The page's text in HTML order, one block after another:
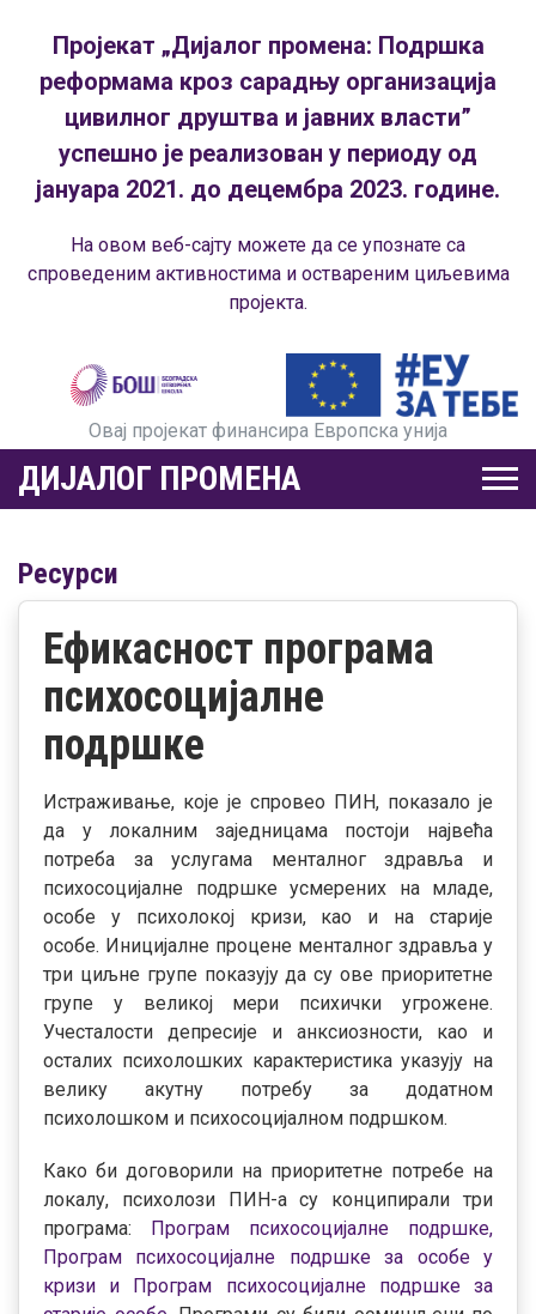
Пројекат „Дијалог промена: Подршка
реформама кроз сарадњу организација
цивилног друштва и јавних власти”
успешно је реализован у периоду од
јануара 2021. до децембра 2023. године.
На овом веб-сајту можете да се упознате са
спроведеним активностима и оствареним циљевима
пројекта.
Овај пројекат финансира Европска унија
ДИЈАЛОГ ПРОМЕНА
Ресурси
Ефикасност програма
психосоцијалне
подршке
Истраживање, које је спровео ПИН, показало је
да у локалним заједницама постоји највећа
потреба за услугама менталног здравља и
психосоцијалне подршке усмерених на младе,
особе у психолокој кризи, као и на старије
особе. Иницијалне процене менталног здравља у
три циљне групе показују да су ове приоритетне
групе у великој мери психички угрожене.
Учесталости депресије и анксиозности, као и
осталих психолошких карактеристика указују на
велику акутну потребу за додатном
психолошком и психосоцијалном подршком.
Како би договорили на приоритетне потребе на
локалу, психолози ПИН-а су конципирали три
програма: Програм психосоцијалне подршке,
Програм психосоцијалне подршке за особе у
кризи и Програм психосоцијалне подршке за